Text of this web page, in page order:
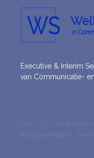
Executive & Interim
van Communicatie-
.